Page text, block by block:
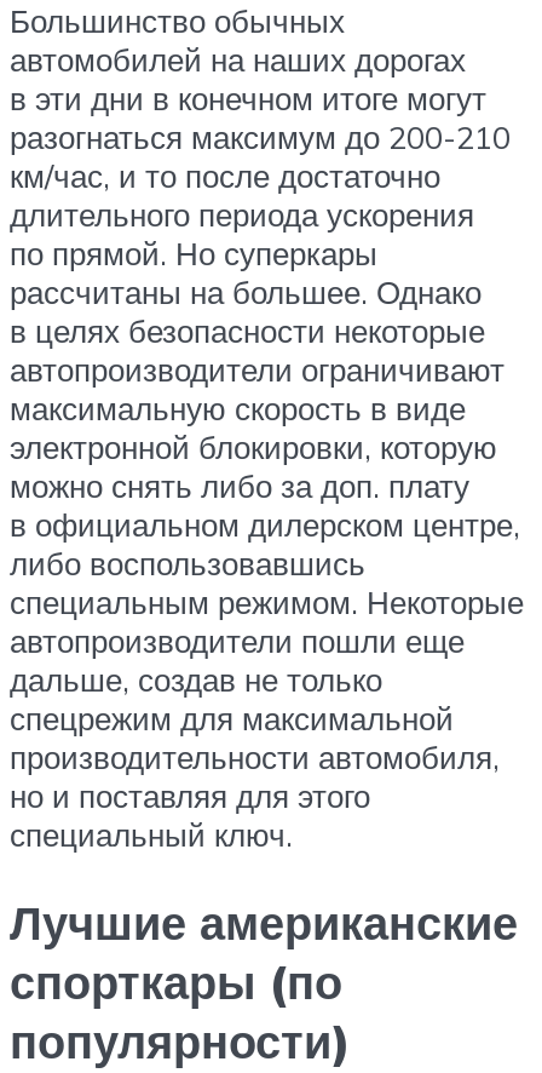
Большинство обычных
автомобилей на наших дорогах
в эти дни в конечном итоге могут
разогнаться максимум до 200-210
км/час, и то после достаточно
длительного периода ускорения
по прямой. Но суперкары
рассчитаны на большее. Однако
в целях безопасности некоторые
автопроизводители ограничивают
максимальную скорость в виде
электронной блокировки, которую
можно снять либо за доп. плату
в официальном дилерском центре,
либо воспользовавшись
специальным режимом. Некоторые
автопроизводители пошли еще
дальше, создав не только
спецрежим для максимальной
производительности автомобиля,
но и поставляя для этого
специальный ключ.
Лучшие американские
спорткары (по
популярности)